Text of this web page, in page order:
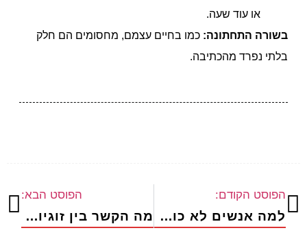
או עוד שעה.
בשורה התחתונה: כמו בחיים עצמם, מחסומים הם חלק
בלתי נפרד מהכתיבה.
הפוסט הקודם:
למה אנשים לא כותבים שימושית ושלושה עקרונות לכתיבה שימושית
הפוסט הבא:
מה הקשר בין זוגיות והרצאה בשניים?